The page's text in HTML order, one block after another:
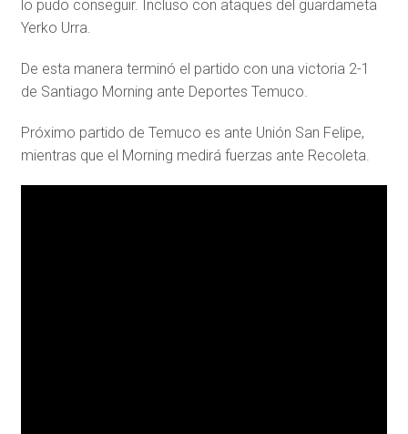
lo pudo conseguir. Incluso con ataques del guardameta
Yerko Urra.
De esta manera terminó el partido con una victoria 2-1
de Santiago Morning ante Deportes Temuco.
Próximo partido de Temuco es ante Unión San Felipe,
mientras que el Morning medirá fuerzas ante Recoleta.